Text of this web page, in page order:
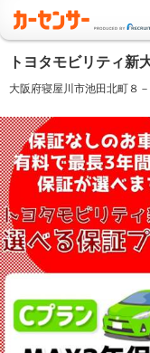
トヨタモビリティ
大阪府寝屋川市池田北町８－